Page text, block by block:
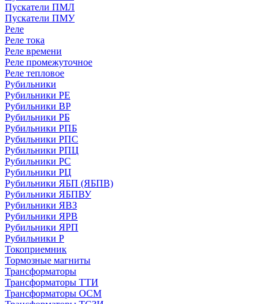
Пускатели ПМЛ
Пускатели ПМУ
Реле
Реле тока
Реле времени
Реле промежуточное
Реле тепловое
Рубильники
Рубильники РЕ
Рубильники ВР
Рубильники РБ
Рубильники РПБ
Рубильники РПС
Рубильники РПЦ
Рубильники РС
Рубильники РЦ
Рубильники ЯБП (ЯБПВ)
Рубильники ЯБПВУ
Рубильники ЯВЗ
Рубильники ЯРВ
Рубильники ЯРП
Рубильники Р
Токоприемник
Тормозные магниты
Трансформаторы
Трансформаторы ТТИ
Трансформаторы ОСМ